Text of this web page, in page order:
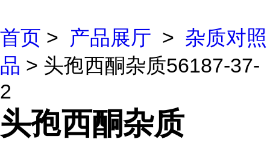
首页 > 产品展厅 > 杂质对照
品 > 头孢西酮杂质56187-37-
2
头孢西酮杂质